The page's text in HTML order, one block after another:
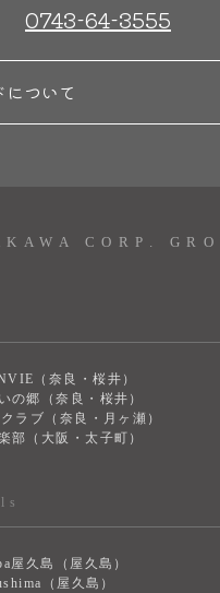
0743-64-3555
ついて
CORP.
（奈良・桜井）
の郷（奈良・桜井）
ラブ（奈良・月ヶ瀬）
部（大阪・太子町）
屋久島（屋久島）
（屋久島）